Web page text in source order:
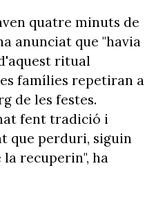
quatre minuts de
anunciat que "havia
ritual
famílies repetiran a
de les festes.
fent tradició i
que perduri, siguin
recuperin", ha